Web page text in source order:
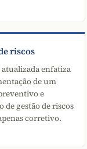
riscos
atualizada enfatiza
de um
e
de gestão de riscos
corretivo.